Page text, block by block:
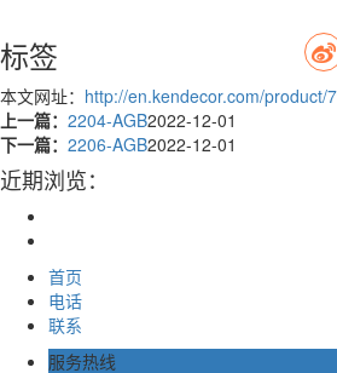
标签
本文网址： http://en.kendecor.com/product/
上一篇： 2204-AGB2022-12-01
下一篇： 2206-AGB2022-12-01
近期浏览：
首页
电话
联系
服务热线